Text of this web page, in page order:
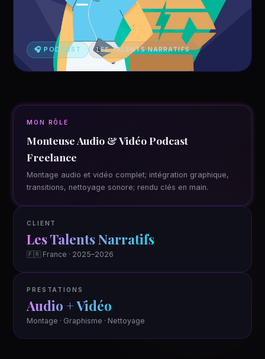
🎧 PODCAST LES TALENTS NARRATIFS
MON RÔLE
Monteuse Audio & Vidéo Podcast
Freelance
Montage audio et vidéo complet; intégration graphique,
transitions, nettoyage sonore; rendu clés en main.
CLIENT
Les Talents Narratifs
🇫🇷 France · 2025–2026
PRESTATIONS
Audio + Vidéo
Montage · Graphisme · Nettoyage